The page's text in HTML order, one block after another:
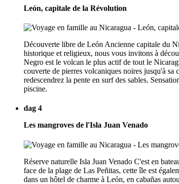
León, capitale de la Révolution
Découverte libre de León Ancienne capitale du
historique et religieux, nous vous invitons à
Negro est le volcan le plus actif de tout le
couverte de pierres volcaniques noires jusqu'à sa
redescendrez la pente en surf des sables.
piscine.
dag 4
Les mangroves de l'Isla Juan Venado
Réserve naturelle Isla Juan Venado C'est en
face de la plage de Las Peñitas, cette île est
dans un hôtel de charme à León, en cabañas